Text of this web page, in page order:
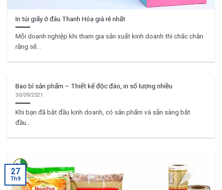
In túi giấy ở đâu Thanh Hóa giá rẻ nhất
Mỗi doanh nghiệp khi tham gia sản xuất kinh doanh thì chắc chắn
rằng sẽ...
Bao bì sản phẩm – Thiết kế độc đáo, in số lượng nhiều
30/09/2021
Khi bạn đã bắt đầu kinh doanh, có sản phẩm và sẵn sàng bắt
đầu...
27
Th9